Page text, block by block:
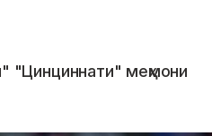
"Цинциннати" меҳмони